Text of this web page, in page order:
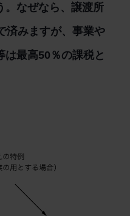
。なぜなら、譲渡所
済みますが、事業や
は最高50％の課税と